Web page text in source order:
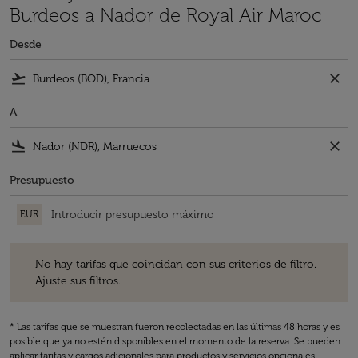
Burdeos a Nador de Royal Air Maroc
Desde
flight_takeoff close
A
flight_land close
Presupuesto
EUR
No hay tarifas que coincidan con sus criterios de filtro.
Ajuste sus filtros.
* Las tarifas que se muestran fueron recolectadas en las últimas 48 horas y es
posible que ya no estén disponibles en el momento de la reserva. Se pueden
aplicar tarifas y cargos adicionales para productos y servicios opcionales.